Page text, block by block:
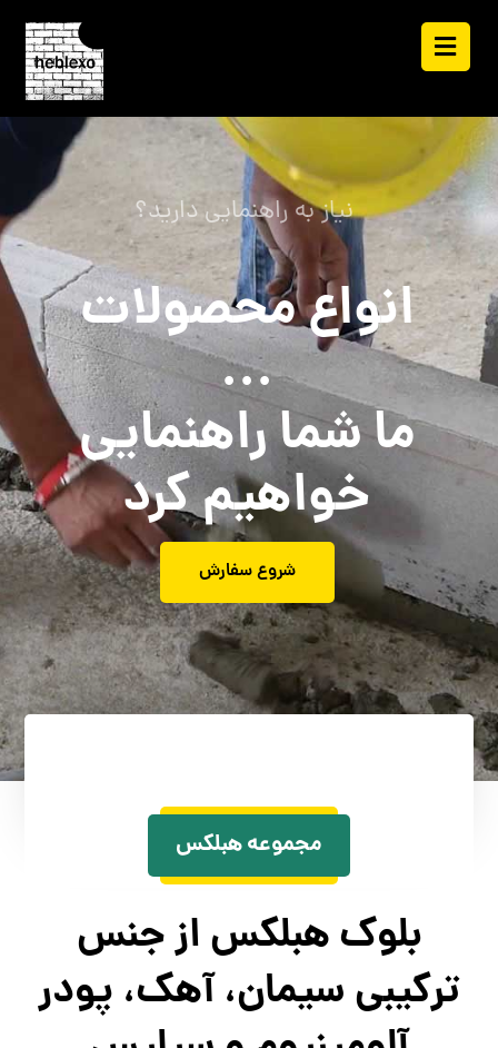
نیاز به راهنمایی دارید؟
انواع محصولات
...
ما شما راهنمایی
خواهیم کرد
شروع سفارش
مجموعه هبلکس
بلوک هبلکس از جنس
ترکیبی سیمان، آهک، پودر